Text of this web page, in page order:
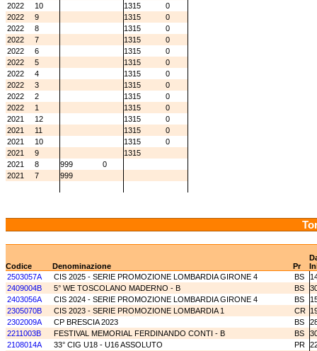
2022
10 1315
0
2022
9 1315
0
2022
8 1315
0
2022
7 1315
0
2022
6 1315
0
2022
5 1315
0
2022
4 1315
0
2022
3 1315
0
2022
2 1315
0
2022
1 1315
0
2021
12 1315
0
2021
11 1315
0
2021
10 1315
0
2021
9
1315
2021
8 999
0
2021
7 999
Codice
Denominazione Pr
2503057A
CIS 2025 - SERIE PROMOZIONE LOMBARDIA GIRONE 4 BS
2409004B
5° WE TOSCOLANO MADERNO - B BS
2403056A
CIS 2024 - SERIE PROMOZIONE LOMBARDIA GIRONE 4 BS
2305070B
CIS 2023 - SERIE PROMOZIONE LOMBARDIA 1 CR
2302009A
CP BRESCIA 2023 BS
2211003B
FESTIVAL MEMORIAL FERDINANDO CONTI - B BS
2108014A
33° CIG U18 - U16 ASSOLUTO PR